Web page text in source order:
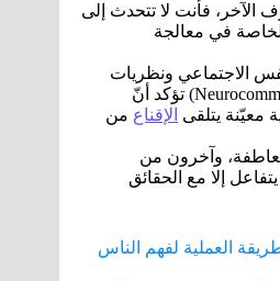
الآخر، فأنت لا تتحدث إلى
في معالجة
الاجتماعي ونظريات
معيّنة يتلقى الإقناع من
وآخرون من
إلا مع الحقائق